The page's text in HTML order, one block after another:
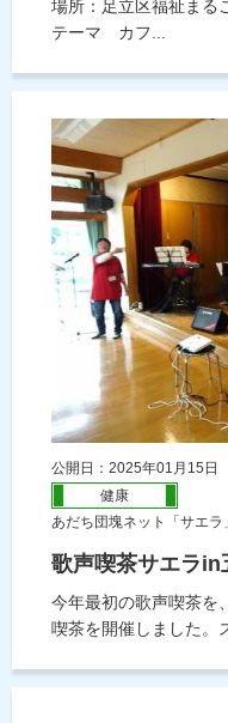
場所：足立区福祉まる
テーマ カフ...
公開日：2025年01月15日
健康
あだち団塊ネット「サエラ」
歌声喫茶サエラin
今年最初の歌声喫茶を
喫茶を開催しました。